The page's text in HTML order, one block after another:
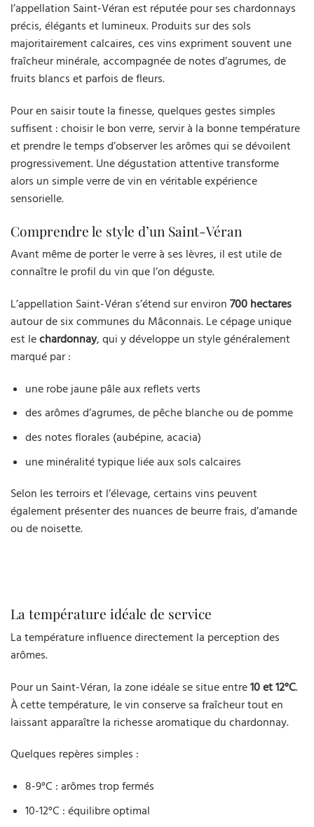
l’appellation Saint-Véran est réputée pour ses chardonnays
précis, élégants et lumineux. Produits sur des sols
majoritairement calcaires, ces vins expriment souvent une
fraîcheur minérale, accompagnée de notes d’agrumes, de
fruits blancs et parfois de fleurs.
Pour en saisir toute la finesse, quelques gestes simples
suffisent : choisir le bon verre, servir à la bonne température
et prendre le temps d’observer les arômes qui se dévoilent
progressivement. Une dégustation attentive transforme
alors un simple verre de vin en véritable expérience
sensorielle.
Comprendre le style d’un Saint-Véran
Avant même de porter le verre à ses lèvres, il est utile de
connaître le profil du vin que l’on déguste.
L’appellation Saint-Véran s’étend sur environ 700 hectares
autour de six communes du Mâconnais. Le cépage unique
est lechardonnay, qui y développe un style généralement
marqué par :
une robe jaune pâle aux reflets verts
des arômes d’agrumes, de pêche blanche ou de pomme
des notes florales (aubépine, acacia)
une minéralité typique liée aux sols calcaires
Selon les terroirs et l’élevage, certains vins peuvent
également présenter des nuances de beurre frais, d’amande
ou de noisette.
La température idéale de service
La température influence directement la perception des
arômes.
Pour un Saint-Véran, la zone idéale se situe entre10 et 12°C.
À cette température, le vin conserve sa fraîcheur tout en
laissant apparaître la richesse aromatique du chardonnay.
Quelques repères simples :
8-9°C : arômes trop fermés
10-12°C : équilibre optimal